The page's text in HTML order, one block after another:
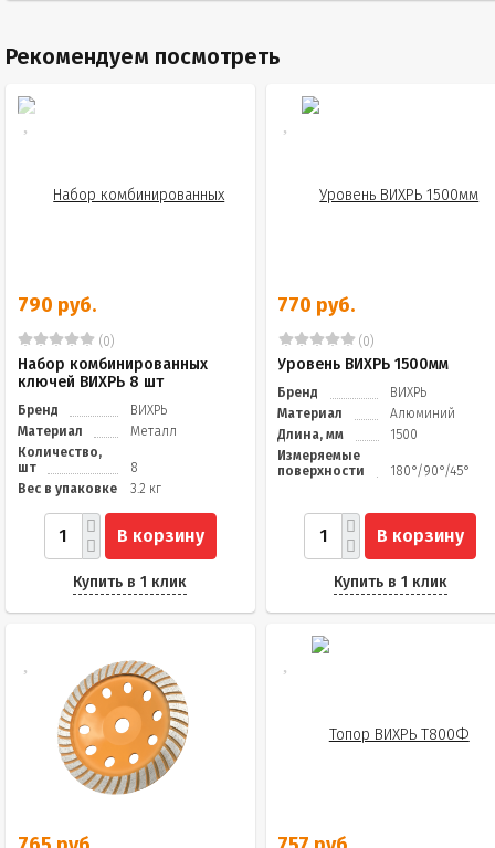
Рекомендуем посмотреть
790 руб.
(0)
Набор комбинированных
ключей ВИХРЬ 8 шт
Бренд
ВИХРЬ
Материал
Металл
Количество,
шт
8
Вес в упаковке
3.2 кг
В корзину
Купить в 1 клик
770 руб.
(0)
Уровень ВИХРЬ 1500мм
Бренд
ВИХРЬ
Материал
Алюминий
Длина, мм
1500
Измеряемые
поверхности
180°/90°/45°
В корзину
Купить в 1 клик